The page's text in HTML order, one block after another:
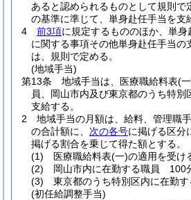
あると認められるものとして規則で
の基準に準じて、単身赴任手当を支
4
前3項に規定するもののほか、単
に関する事項その他単身赴任手当の
は、規則で定める。
(地域手当)
第13条
地域手当は、医療職給料表(
員、岡山市内及び東京都のうち特別
支給する。
2
地域手当の月額は、給料、管理職
の合計額に、 次の各号に掲げる区分
掲げる割合を乗じて得た額とする。
(1)
医療職給料表(一)の適用を受
(2)
岡山市内に在勤する職員 100
(3)
東京都のうち特別区内に在勤
(初任給調整手当)